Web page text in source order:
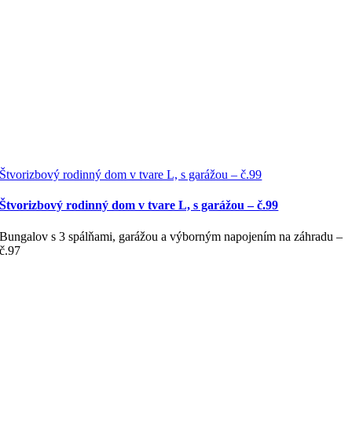
Štvorizbový rodinný dom v tvare L, s garážou – č.99
Štvorizbový rodinný dom v tvare L, s garážou – č.99
Bungalov s 3 spálňami, garážou a výborným napojením na záhradu –
č.97